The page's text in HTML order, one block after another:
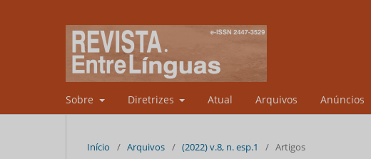
Sobre Diretrizes Atual Arquivos Anúncios
Início / Arquivos / (2022) v.8, n. esp.1 / Artigos